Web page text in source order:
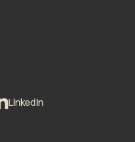
LinkedIn